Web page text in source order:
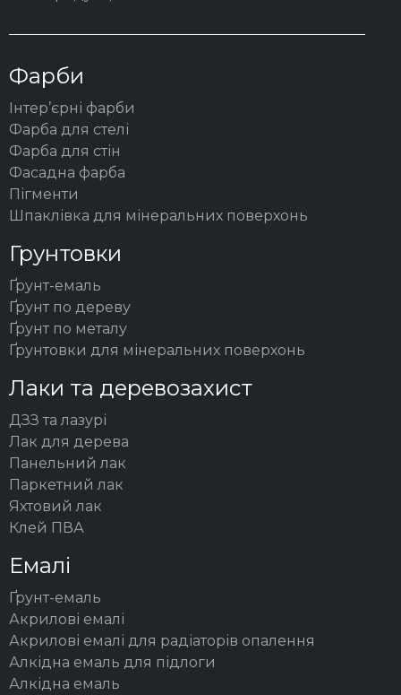
Фарби
Інтер’єрні фарби
Фарба для стелі
Фарба для стін
Фасадна фарба
Пігменти
Шпаклівка для мінеральних поверхонь
Грунтовки
Ґрунт-емаль
Ґрунт по дереву
Ґрунт по металу
Ґрунтовки для мінеральних поверхонь
Лаки та деревозахист
ДЗЗ та лазурі
Лак для дерева
Панельний лак
Паркетний лак
Яхтовий лак
Клей ПВА
Емалі
Ґрунт-емаль
Акрилові емалі
Акрилові емалі для радіаторів опалення
Алкідна емаль для підлоги
Алкідна емаль